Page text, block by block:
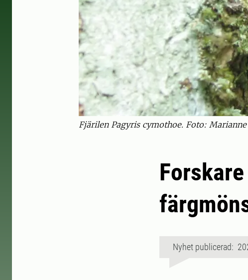
Fjärilen Pagyris cymothoe. Foto: Marianne
Nyhet publicerad: